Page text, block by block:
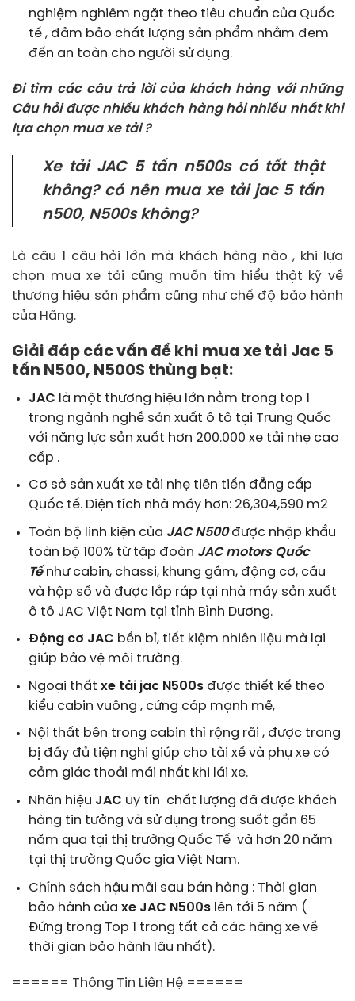
nghiệm nghiêm ngặt theo tiêu chuẩn của Quốc
tế , đảm bảo chất lượng sản phẩm nhằm đem
đến an toàn cho người sử dụng.
Đi tìm các câu trả lời của khách hàng với những
Câu hỏi được nhiều khách hàng hỏi nhiều nhất khi
lựa chọn mua xe tải ?
Xe tải JAC 5 tấn n500s có tốt thật
không? có nên mua xe tải jac 5 tấn
n500, N500s không?
Là câu 1 câu hỏi lớn mà khách hàng nào , khi lựa
chọn mua xe tải cũng muốn tìm hiểu thật kỹ về
thương hiệu sản phẩm cũng như chế độ bảo hành
của Hãng.
Giải đáp các vấn đề khi mua xe tải Jac 5
tấn N500, N500S thùng bạt:
JAC là một thương hiệu lớn nằm trong top 1
trong ngành nghề sản xuất ô tô tại Trung Quốc
với năng lực sản xuất hơn 200.000 xe tải nhẹ cao
cấp .
Cơ sở sản xuất xe tải nhẹ tiên tiến đẳng cấp
Quốc tế. Diện tích nhà máy hơn: 26,304,590 m2
Toàn bộ linh kiện của JAC N500được nhập khẩu
toàn bộ 100% từ tập đoàn JAC motors Quốc
Tếnhư cabin, chassi, khung gầm, động cơ, cầu
và hộp số và được lắp ráp tại nhà máy sản xuất
ô tô JAC Việt Nam tại tỉnh Bình Dương.
Động cơ JAC bền bỉ, tiết kiệm nhiên liệu mà lại
giúp bảo vệ môi trường.
Ngoại thất xe tải jac N500sđược thiết kế theo
kiểu cabin vuông , cứng cáp mạnh mẽ,
Nội thất bên trong cabin thì rộng rãi , được trang
bị đầy đủ tiện nghi giúp cho tài xế và phụ xe có
cảm giác thoải mái nhất khi lái xe.
Nhãn hiệu JAC uy tín chất lượng đã được khách
hàng tin tưởng và sử dụng trong suốt gần 65
năm qua tại thị trường Quốc Tế và hơn 20 năm
tại thị trường Quốc gia Việt Nam.
Chính sách hậu mãi sau bán hàng : Thời gian
bảo hành của xe JAC N500slên tới 5 năm (
Đứng trong Top 1 trong tất cả các hãng xe về
thời gian bảo hành lâu nhất).
====== Thông Tin Liên Hệ ======